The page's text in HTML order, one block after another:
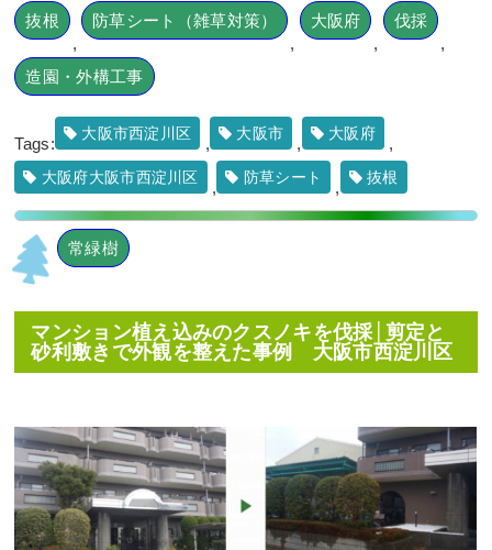
駐輪場の通り抜け防止
のために「花壇作成」
を2人2日で実施した
事例｜大阪府大阪市鶴
見区Kマンション様
作業前 作業後 駐輪場の通
り抜け防 ...
続きを読む
緑樹ハ行,花壇作成,大阪市鶴見
区,大阪市,大阪府,大阪府,
造園・外構工事
抜根
,
防草シート（雑草対策）
,
大阪府
,
伐採
,
造園・外構工事
Tags:
大阪市西淀川区
,
大阪市
,
大阪府
,
大阪府大阪市西淀川区
,
防草シート
,
抜根
常緑樹
マンション植え込みのクスノキを伐採│剪定と
砂利敷きで外観を整えた事例 大阪市西淀川区